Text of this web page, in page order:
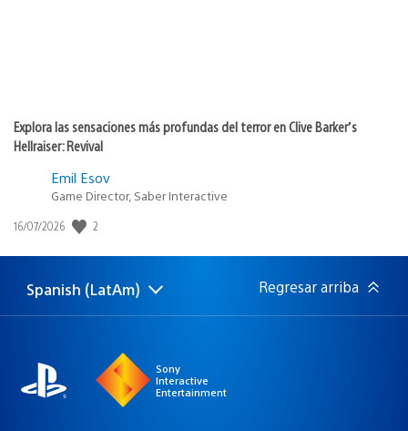
Explora las sensaciones más profundas del terror en Clive Barker’s
Hellraiser: Revival
Emil Esov
Game Director, Saber Interactive
Fecha
publicación:
16/07/2026 2
Elige
una
Región
actual:
Spanish (LatAm) Regresar arriba
Sony
Interactive
Entertainment